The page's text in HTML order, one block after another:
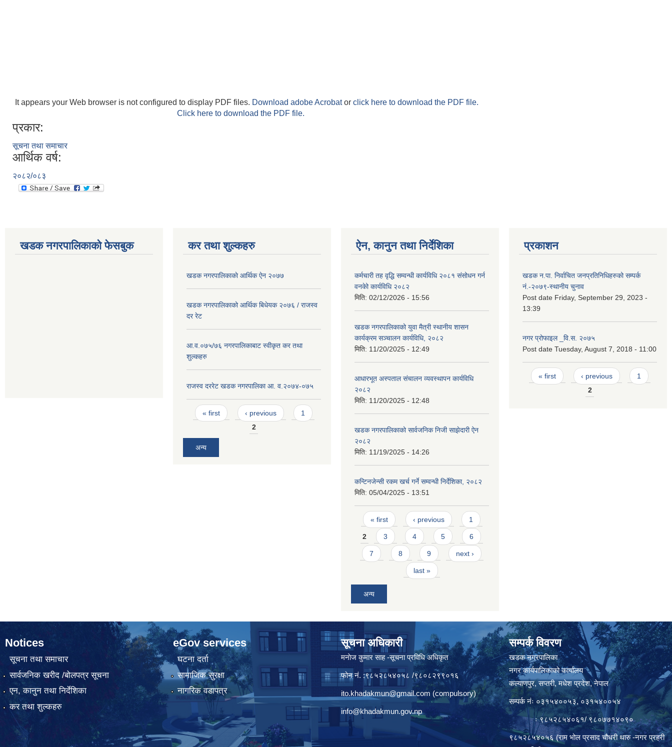
It appears your Web browser is not configured to display PDF files. Download adobe Acrobator click here to download the PDF file.
Click here to download the PDF file.
प्रकार:
सूचना तथा समाचार
आर्थिक वर्ष:
२०८२/०८३
खडक नगरपालिकाको फेसबुक कर तथा शुल्कहरु
खडक नगरपालिकाकाे आर्थिक ए‍ेन २०७७
खडक नगरपालिकाको आर्थिक बिधेयक २०७६ / राजस्व
दर रेट
आ.व.०७५/७६ नगरपालिकाबाट स्वीकृत कर तथा
शुल्कहरु
राजस्व दररेट खडक नगरपालिका आ. व.२०७४-०७५
Pages
« first ‹ previous
1
2
अन्य
ऐन, कानुन तथा निर्देशिका
कर्मचारी तह वृद्धि सम्वन्धी कार्यविधि २०८१ संसोधन गर्न
वनकेो कार्यविधि २०८२
मिति: 02/12/2026 - 15:56
खडक नगरपालिकाको युवा मैत्री स्थानीय शासन
कार्यक्रम सञ्चालन कार्यविधि, २०८२
मिति: 11/20/2025 - 12:49
आधारभूत अस्पताल संचालन व्यवस्थापन कार्यविधि
२०८२
मिति: 11/20/2025 - 12:48
खडक नगरपालिकाको सार्वजनिक निजी साझेदारी ऐन
२०८२
मिति: 11/19/2025 - 14:26
कन्टिनजेन्सी रकम खर्च गर्ने सम्वन्धी निर्देशिका, २०८२
मिति: 05/04/2025 - 13:51
Pages
« first ‹ previous 1
2 3 4 5 6
7 8 9 next ›
last »
अन्य
प्रकाशन
खडक न.पा. निर्वाचित जनप्रतिनिधिहरुको सम्पर्क
नं.-२०७९-स्थानीय चुनाव
Post date Friday, September 29, 2023 -
13:39
नगर प्रोफाइल _वि.स. २०७५
Post date Tuesday, August 7, 2018 - 11:00
Pages
« first ‹ previous
1
2
Notices
सूचना तथा समाचार
सार्वजनिक खरीद /बोलपत्र सूचना
एन, कानुन तथा निर्देशिका
कर तथा शुल्कहरु
eGov services
घटना दर्ता
सामाजिक सुरक्षा
नागरिक वडापत्र
सूचना अधिकारी
मनाेज कुमार साह -सूचना प्रविधि अधिकृत
फोन नं. :९८५२८५४०५८ /९८०८२९९०१६
ito.khadakmun@gmail.com (compulsory)
info@khadakmun.gov.np
सम्पर्क विवरण
खडक नगरपालिका
नगर कार्यपालिकाको कार्यालय
कल्याणपुर, सप्तरी, मधेश प्रदेश, नेपाल
सम्पर्क नंः ०३१५४००५३, ०३१५४००५४
ः ९८५२८५४०६१/ ९८०७७१४०९०
९८५२८५४०५६ (राम भोल प्रसाद चौधरी थारु -नगर प्रहरी